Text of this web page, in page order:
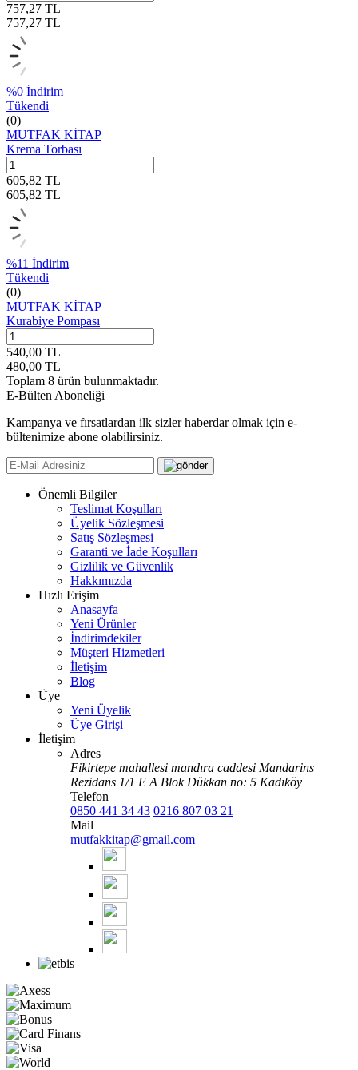
757,27 TL
757,27 TL
%0 İndirim
Tükendi
(0)
MUTFAK KİTAP
Krema Torbası
605,82 TL
605,82 TL
%11 İndirim
Tükendi
(0)
MUTFAK KİTAP
Kurabiye Pompası
540,00 TL
480,00 TL
Toplam 8 ürün bulunmaktadır.
E-Bülten Aboneliği
Kampanya ve fırsatlardan ilk sizler haberdar olmak için e-
bültenimize abone olabilirsiniz.
Önemli Bilgiler
Teslimat Koşulları
Üyelik Sözleşmesi
Satış Sözleşmesi
Garanti ve İade Koşulları
Gizlilik ve Güvenlik
Hakkımızda
Hızlı Erişim
Anasayfa
Yeni Ürünler
İndirimdekiler
Müşteri Hizmetleri
İletişim
Blog
Üye
Yeni Üyelik
Üye Girişi
İletişim
Adres
Fikirtepe mahallesi mandıra caddesi Mandarins
Rezidans 1/1 E A Blok Dükkan no: 5 Kadıköy
Telefon
0850 441 34 43 0216 807 03 21
Mail
mutfakkitap@gmail.com